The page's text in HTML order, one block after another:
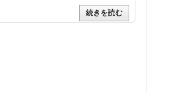
続きを読む